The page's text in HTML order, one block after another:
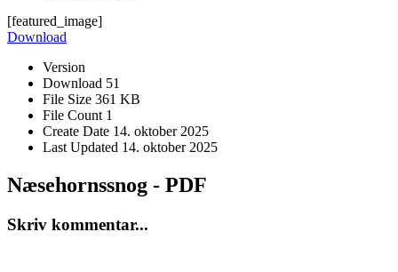
[featured_image]
Download
Version
Download 51
File Size 361 KB
File Count 1
Create Date 14. oktober 2025
Last Updated 14. oktober 2025
Næsehornssnog - PDF
Skriv kommentar...